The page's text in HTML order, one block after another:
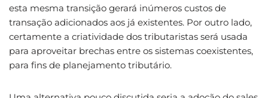
esta mesma transição gerará inúmeros custos de
transação adicionados aos já existentes. Por outro lado,
certamente a criatividade dos tributaristas será usada
para aproveitar brechas entre os sistemas coexistentes,
para fins de planejamento tributário.